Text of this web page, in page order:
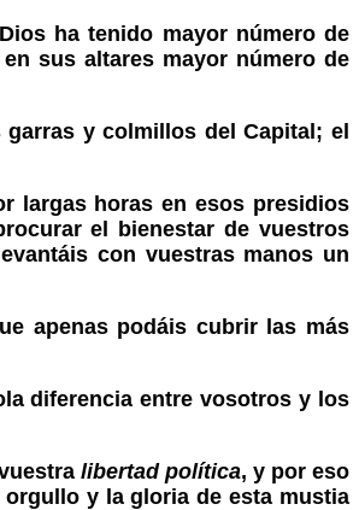
ha tenido mayor número de
sus altares mayor número de
y colmillos del Capital; el
largas horas en esos presidios
el bienestar de vuestros
con vuestras manos un
apenas podáis cubrir las más
diferencia entre vosotros y los
libertad política, y por eso
y la gloria de esta mustia